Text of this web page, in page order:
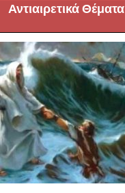
Αντιαιρετικά Θέματα